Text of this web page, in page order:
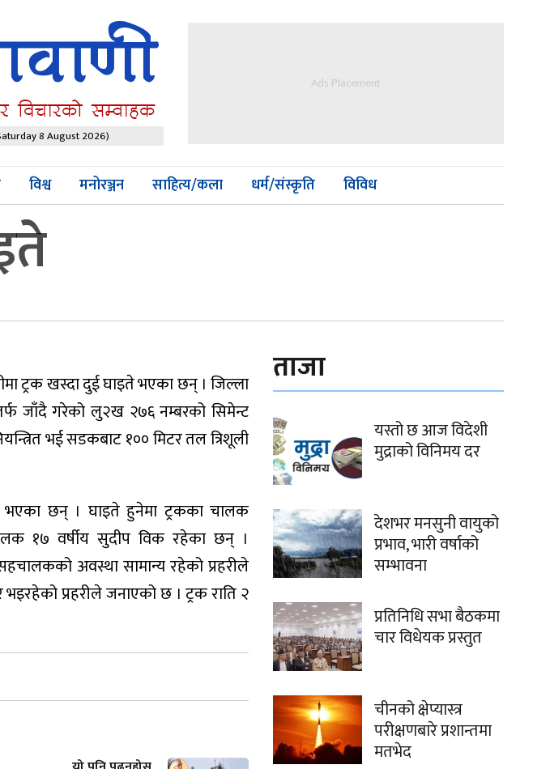
8 August 2026)
Ads Placement
विश्व मनोरञ्जन साहित्य/कला धर्म/संस्कृति विविध
ट्रक खस्दा दुई घाइते भएका छन् । जिल्ला
जाँदै गरेको लु२ख २७६ नम्बरको सिमेन्ट
भई सडकबाट १०० मिटर तल त्रिशूली
भएका छन् । घाइते हुनेमा ट्रकका चालक
१७ वर्षीय सुदीप विक रहेका छन् ।
अवस्था सामान्य रहेको प्रहरीले
प्रहरीले जनाएको छ । ट्रक राति २
ताजा
यस्तो छ आज विदेशी
मुद्राको विनिमय दर
देशभर मनसुनी वायुको
प्रभाव, भारी वर्षाको
सम्भावना
प्रतिनिधि सभा बैठकमा
चार विधेयक प्रस्तुत
चीनको क्षेप्यास्त्र
परीक्षणबारे प्रशान्तमा
मतभेद